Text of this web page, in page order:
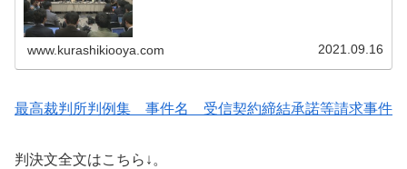
www.kurashikiooya.com 2021.09.16
最高裁判所判例集 事件名 受信契約締結承諾等請求事件
判決文全文はこちら↓。